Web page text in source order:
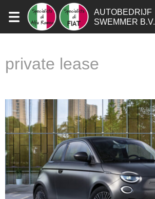
AUTOBEDRIJF
SWEMMER B.V.
private lease